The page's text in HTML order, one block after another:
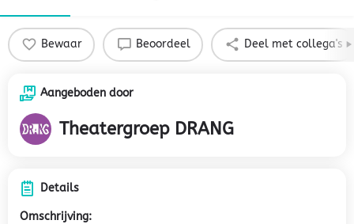
Bewaar Beoordeel Deel met collega's
Aangeboden door
Theatergroep DRANG
Details
Omschrijving: